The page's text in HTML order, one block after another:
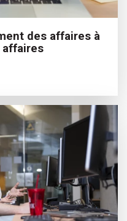
des affaires à
affaires